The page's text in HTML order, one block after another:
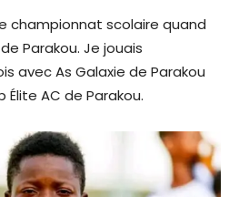
championnat scolaire quand
Parakou. Je jouais
avec As Galaxie de Parakou
Élite AC de Parakou.